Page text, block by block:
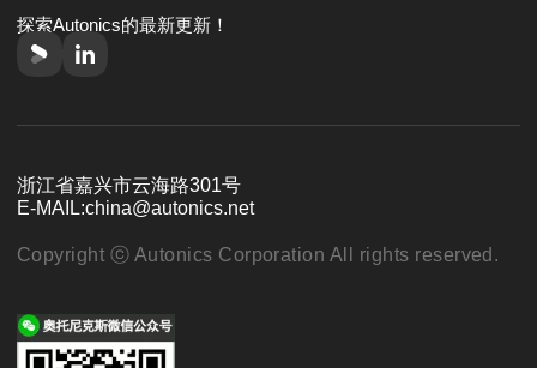
探索Autonics的最新更新！
浙江省嘉兴市云海路301号
E-MAIL:china@autonics.net
Copyright ⓒ Autonics Corporation All rights reserved.